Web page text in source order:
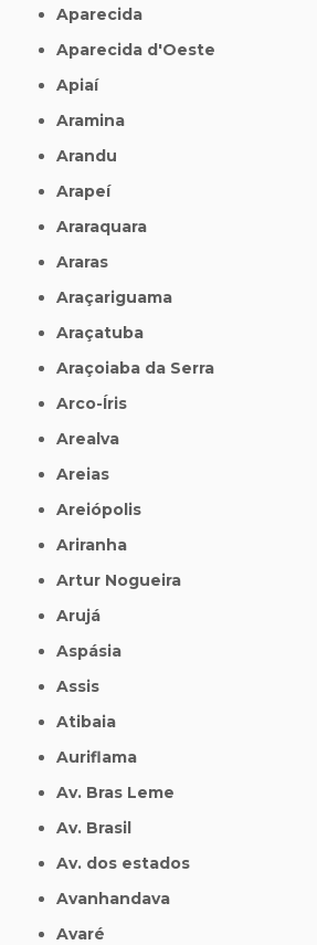
Aparecida
Aparecida d'Oeste
Apiaí
Aramina
Arandu
Arapeí
Araraquara
Araras
Araçariguama
Araçatuba
Araçoiaba da Serra
Arco-Íris
Arealva
Areias
Areiópolis
Ariranha
Artur Nogueira
Arujá
Aspásia
Assis
Atibaia
Auriflama
Av. Bras Leme
Av. Brasil
Av. dos estados
Avanhandava
Avaré